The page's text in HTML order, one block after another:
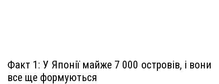
Факт 1: У Японії майже 7 000 островів, і вони
все ще формуються